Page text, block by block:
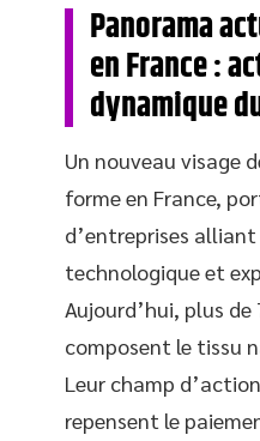
Panorama
en France :
dynamique
Un nouveau visage
forme en France,
d’entreprises
technologique et
Aujourd’hui, plus
composent le tissu
Leur champ
repensent le